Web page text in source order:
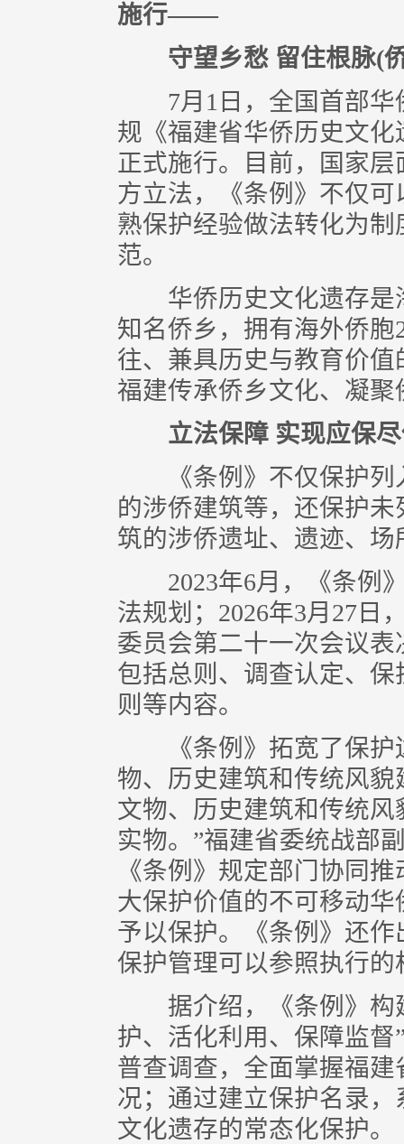
施行——
守望乡愁 留住根脉(
7月1日，全国首部华
规《福建省华侨历史文
正式施行。目前，国家
方立法，《条例》不仅
熟保护经验做法转化为
范。
华侨历史文化遗存是
知名侨乡，拥有海外侨
往、兼具历史与教育价
福建传承侨乡文化、凝
立法保障 实现应保
《条例》不仅保护列
的涉侨建筑等，还保护
筑的涉侨遗址、遗迹、场
2023年6月，《条例》
法规划；2026年3月27日
委员会第二十一次会议
包括总则、调查认定、
则等内容。
《条例》拓宽了保护
物、历史建筑和传统风
文物、历史建筑和传统
实物。”福建省委统战部
《条例》规定部门协同
大保护价值的不可移动
予以保护。《条例》还
保护管理可以参照执行
据介绍，《条例》构
护、活化利用、保障监
普查调查，全面掌握福
况；通过建立保护名录
文化遗存的常态化保护。